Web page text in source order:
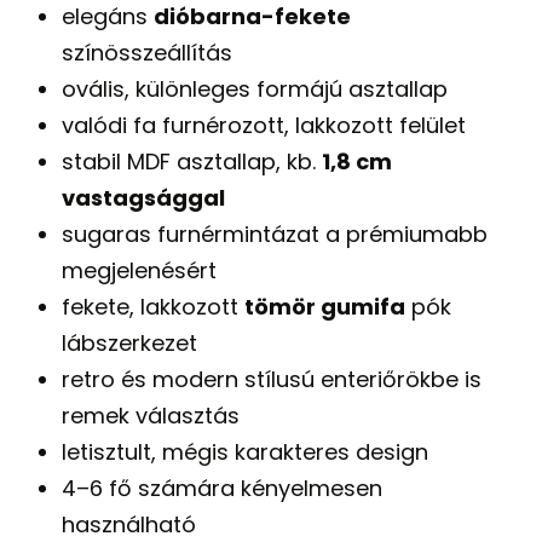
elegáns dióbarna-fekete
színösszeállítás
ovális, különleges formájú asztallap
valódi fa furnérozott, lakkozott felület
stabil MDF asztallap, kb. 1,8 cm
vastagsággal
sugaras furnérmintázat a prémiumabb
megjelenésért
fekete, lakkozott tömör gumifa pók
lábszerkezet
retro és modern stílusú enteriőrökbe is
remek választás
letisztult, mégis karakteres design
4–6 fő számára kényelmesen
használható